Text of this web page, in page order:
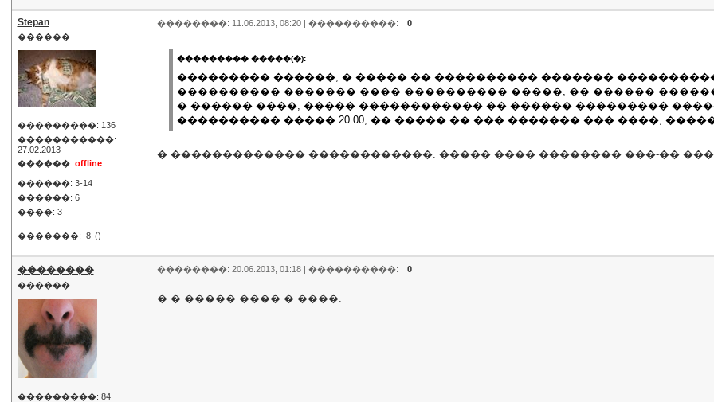
Stepan
������
���������: 136
�����������:
27.02.2013
������: offline
������: 3-14
������: 6
����: 3
�������: 8 ()
��������: 11.06.2013, 08:20 | ����������: 0
��������� �����(�):
��������� ������, � ����� �� ���������� �������
���������� ������� ���� ���������� �����, �� ������
� ������ ����, ����� ������������ �� ������ ���������
���������� ����� 20 00, �� ����� �� ��� ������� ��� ����,
� ������������� ������������. ����� ���� �������� ���-��
��������
������
���������: 84
��������: 20.06.2013, 01:18 | ����������: 0
� � ����� ���� � ����.